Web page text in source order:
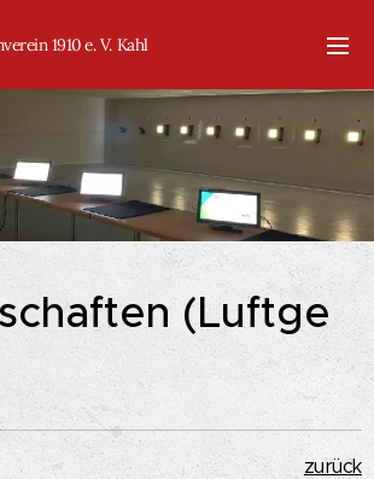
1910 e. V. Kahl
(Luftge
zurück